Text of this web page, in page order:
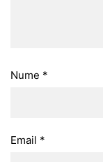
Nume *
Email *